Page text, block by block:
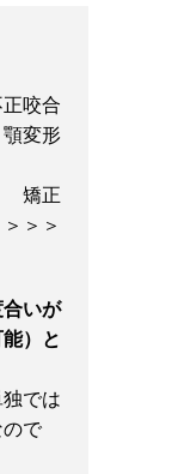
咬合
顎変形
正
＞＞
いが
）と
では
ので